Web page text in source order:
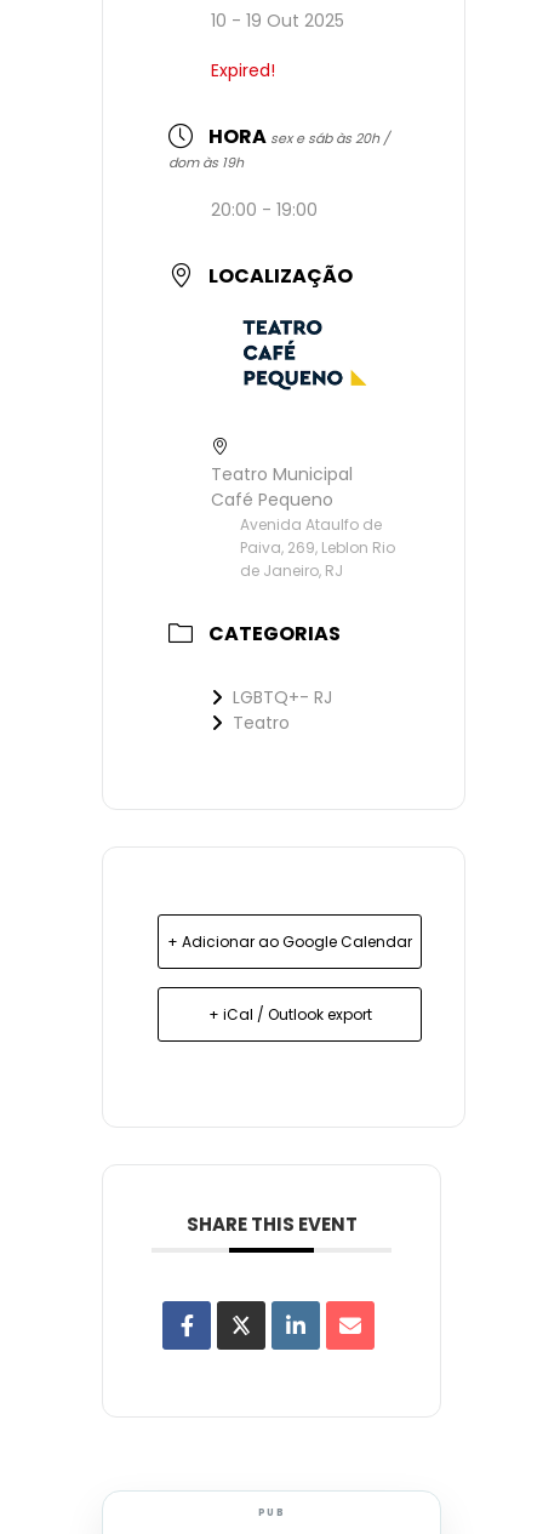
10 - 19 Out 2025
Expired!
HORA sex e sáb às 20h /
dom às 19h
20:00 - 19:00
LOCALIZAÇÃO
Teatro Municipal
Café Pequeno
Avenida Ataulfo de
Paiva, 269, Leblon Rio
de Janeiro, RJ
CATEGORIAS
LGBTQ+- RJ
Teatro
+ Adicionar ao Google Calendar
+ iCal / Outlook export
SHARE THIS EVENT
PUB